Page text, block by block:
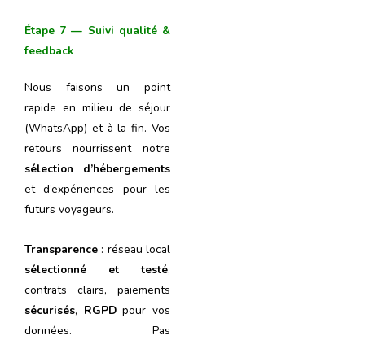
Étape 7 — Suivi qualité &
feedback
Nous faisons un point
rapide en milieu de séjour
(WhatsApp) et à la fin. Vos
retours nourrissent notre
sélection d’hébergements
et d’expériences pour les
futurs voyageurs.
Transparence : réseau local
sélectionné et testé,
contrats clairs, paiements
sécurisés, RGPDpour vos
données. Pas